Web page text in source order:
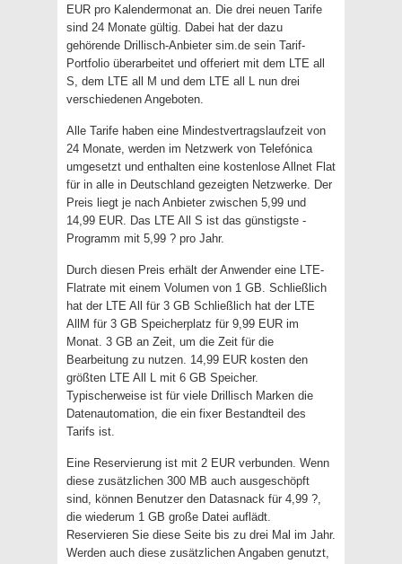
EUR pro Kalendermonat an. Die drei neuen Tarife
sind 24 Monate gültig. Dabei hat der dazu
gehörende Drillisch-Anbieter sim.de sein Tarif-
Portfolio überarbeitet und offeriert mit dem LTE all
S, dem LTE all M und dem LTE all L nun drei
verschiedenen Angeboten.
Alle Tarife haben eine Mindestvertragslaufzeit von
24 Monate, werden im Netzwerk von Telefónica
umgesetzt und enthalten eine kostenlose Allnet Flat
für in alle in Deutschland gezeigten Netzwerke. Der
Preis liegt je nach Anbieter zwischen 5,99 und
14,99 EUR. Das LTE All S ist das günstigste -
Programm mit 5,99 ? pro Jahr.
Durch diesen Preis erhält der Anwender eine LTE-
Flatrate mit einem Volumen von 1 GB. Schließlich
hat der LTE All für 3 GB Schließlich hat der LTE
AllM für 3 GB Speicherplatz für 9,99 EUR im
Monat. 3 GB an Zeit, um die Zeit für die
Bearbeitung zu nutzen. 14,99 EUR kosten den
größten LTE All L mit 6 GB Speicher.
Typischerweise ist für viele Drillisch Marken die
Datenautomation, die ein fixer Bestandteil des
Tarifs ist.
Eine Reservierung ist mit 2 EUR verbunden. Wenn
diese zusätzlichen 300 MB auch ausgeschöpft
sind, können Benutzer den Datasnack für 4,99 ?,
die wiederum 1 GB große Datei auflädt.
Reservieren Sie diese Seite bis zu drei Mal im Jahr.
Werden auch diese zusätzlichen Angaben genutzt,